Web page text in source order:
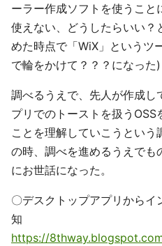
ーラー作成ソフトを使うこと
使えない、どうしたらいい
めた時点で「WiX」というツ
で輪をかけて？？？になった)
調べるうえで、先人が作成し
プリでのトーストを扱う
ことを理解していこうとい
の時、調べを進めるうえでも
にお世話になった。
〇デスクトップアプリからイ
知
https://